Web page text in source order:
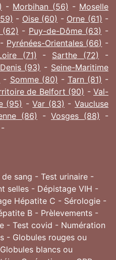
- Morbihan (56) - Moselle
- Oise (60) - Orne (61) -
(62) - Puy-de-Dôme (63) -
- Pyrénées-Orientales (66) -
(71) - Sarthe (72)
-
(93) - Seine-Maritime
- Somme (80) - Tarn (81) -
de Belfort (90) - Val-
(95) -Var (83) -Vaucluse
(86) - Vosges (88) -
-
sang - Test urinaire -
selles - Dépistage VIH -
Hépatite C - Sérologie -
B - Prèlevements -
- Test covid - Numération
- Globules rouges ou
blancs ou